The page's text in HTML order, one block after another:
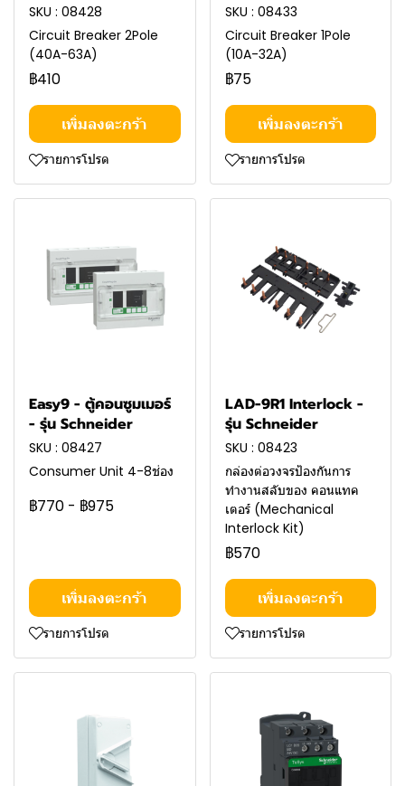
SKU : 08428
Circuit Breaker 2Pole
(40A-63A)
฿410
เพิ่มลงตะกร้า
รายการโปรด
SKU : 08433
Circuit Breaker 1Pole
(10A-32A)
฿75
เพิ่มลงตะกร้า
รายการโปรด
Easy9 - ตู้คอนซูมเมอร์
- รุ่น Schneider
SKU : 08427
Consumer Unit 4-8ช่อง
฿770 - ฿975
เพิ่มลงตะกร้า
รายการโปรด
LAD-9R1 Interlock -
รุ่น Schneider
SKU : 08423
กล่องต่อวงจรป้องกันการ
ทำงานสลับของ คอนแทค
เตอร์ (Mechanical
Interlock Kit)
฿570
เพิ่มลงตะกร้า
รายการโปรด